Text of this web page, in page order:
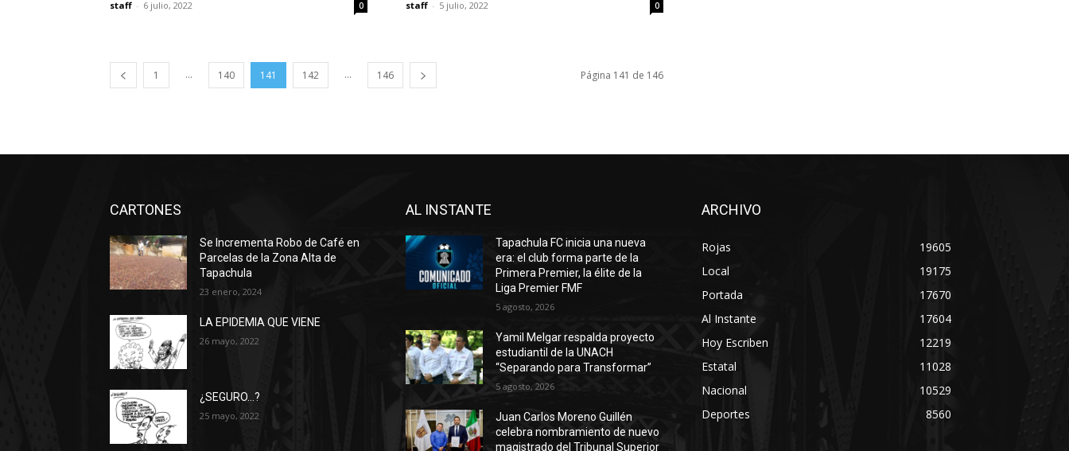
staff - 6 julio, 2022 0 staff - 5 julio, 2022 0
1 ... 140 141 142 ... 146 Página 141 de 146
CARTONES
Se Incrementa Robo de Café en
Parcelas de la Zona Alta de
Tapachula
23 enero, 2024
LA EPIDEMIA QUE VIENE
26 mayo, 2022
¿SEGURO…?
25 mayo, 2022
AL INSTANTE
Tapachula FC inicia una nueva
era: el club forma parte de la
Primera Premier, la élite de la
Liga Premier FMF
5 agosto, 2026
Yamil Melgar respalda proyecto
estudiantil de la UNACH
“Separando para Transformar”
5 agosto, 2026
Juan Carlos Moreno Guillén
celebra nombramiento de nuevo
magistrado del Tribunal Superior
ARCHIVO
Rojas
19605
Local
19175
Portada
17670
Al Instante
17604
Hoy Escriben
12219
Estatal
11028
Nacional
10529
Deportes
8560